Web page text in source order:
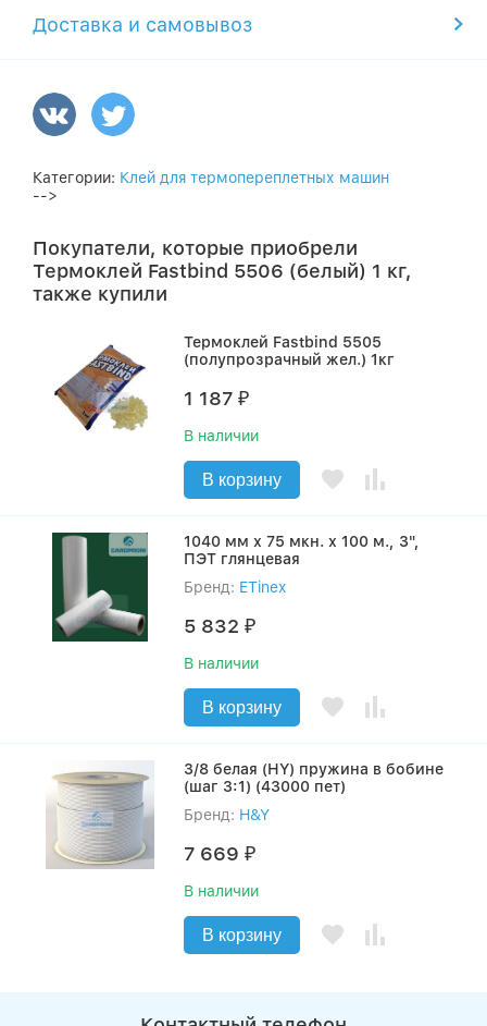
Доставка и самовывоз
Категории: Клей для термопереплетных машин
-->
Покупатели, которые приобрели
Термоклей Fastbind 5506 (белый) 1 кг,
также купили
Термоклей Fastbind 5505
(полупрозрачный жел.) 1кг
1 187₽
В наличии
В корзину
1040 мм х 75 мкн. х 100 м., 3",
ПЭТ глянцевая
Бренд: ETinex
5 832₽
В наличии
В корзину
3/8 белая (HY) пружина в бобине
(шаг 3:1) (43000 пет)
Бренд: H&Y
7 669₽
В наличии
В корзину